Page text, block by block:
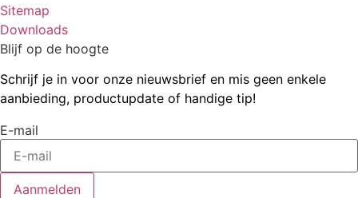
Sitemap
Downloads
Blijf op de hoogte
Schrijf je in voor onze nieuwsbrief en mis geen enkele
aanbieding, productupdate of handige tip!
E-mail
Aanmelden